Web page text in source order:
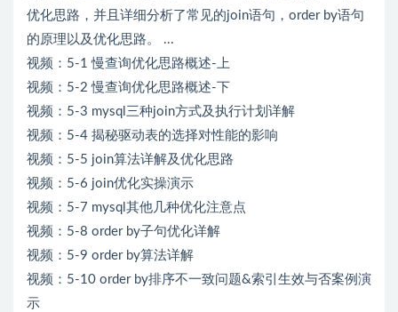
优化思路，并且详细分析了常见的join语句，order by语句
的原理以及优化思路。 ...
视频：5-1 慢查询优化思路概述-上
视频：5-2 慢查询优化思路概述-下
视频：5-3 mysql三种join方式及执行计划详解
视频：5-4 揭秘驱动表的选择对性能的影响
视频：5-5 join算法详解及优化思路
视频：5-6 join优化实操演示
视频：5-7 mysql其他几种优化注意点
视频：5-8 order by子句优化详解
视频：5-9 order by算法详解
视频：5-10 order by排序不一致问题&索引生效与否案例演
示